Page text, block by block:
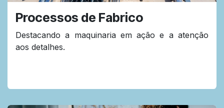
Processos de Fabrico
Destacando a maquinaria em ação e a atenção
aos detalhes.